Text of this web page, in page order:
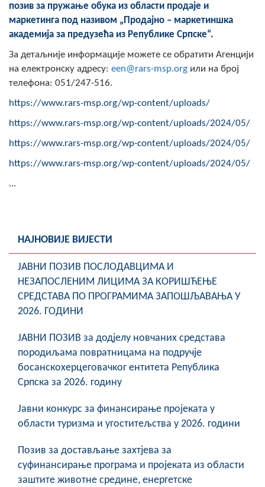
позив за пружање обука из области продаје и
маркетинга под називом „Продајно – маркетиншка
академија за предузећа из Републике Српске“.
За детаљније информације можете се обратити Агенцији
на електронску адресу: een@rars-msp.org или на број
телефона: 051/247-516.
https://www.rars-msp.org/wp-content/uploads/
https://www.rars-msp.org/wp-content/uploads/2024/05/
https://www.rars-msp.org/wp-content/uploads/2024/05/
https://www.rars-msp.org/wp-content/uploads/2024/05/
...
НАЈНОВИЈЕ ВИЈЕСТИ
ЈАВНИ ПОЗИВ ПОСЛОДАВЦИМА И
НЕЗАПОСЛЕНИМ ЛИЦИМА ЗА КОРИШЋЕЊЕ
СРЕДСТАВА ПО ПРОГРАМИМА ЗАПОШЉАВАЊА У
2026. ГОДИНИ
ЈАВНИ ПОЗИВ за додјелу новчаних средстава
породиљама повратницама на подручје
босанскохерцеговачког ентитета Република
Српска за 2026. годину
Јавни конкурс за финансирање пројеката у
области туризма и угоститељства у 2026. години
Позив за достављање захтјева за
суфинансирање програма и пројеката из области
заштите животне средине, енергетске